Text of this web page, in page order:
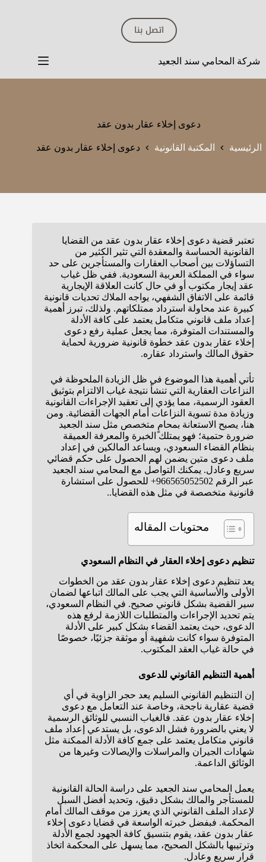
اتصل بنا
شركة المحامي سند الجعيد
دعوى إخلاء عقار بدون عقد
الرئيسية المكتبة القانونية دعوى إخلاء عقار بدون عقد
تعتبر قضية دعوى إخلاء عقار بدون عقد من القضايا
القانونية الحساسة والمعقدة التي تثير الكثير من
التساؤلات بين أصحاب العقارات والمستأجرين على حد
سواء في المملكة العربية السعودية. ففي ظل غياب
عقد إيجار مكتوب أو في حال كانت العلاقة الإيجارية
قائمة على الاتفاق الشفهي، يواجه الملاك تحديات قانونية
كبيرة عند محاولة استرداد ممتلكاتهم. ولذلك، تبرز أهمية
إعداد ملف قانوني متكامل يعتمد على كافة الأدلة
والمستندات المتوفرة، مما يجعل عملية رفع دعوى
إخلاء عقار بدون عقد خطوة قانونية ضرورية لحماية
حقوق المالك واسترداد عقاره.
تأتي أهمية هذا الموضوع في ظل الزيادة الملحوظة في
النزاعات العقارية التي تنشأ نتيجة غياب الالتزام بتوثيق
العقود الرسمية، مما يؤدي إلى تعقيد الإجراءات القانونية
وزيادة مدة تسوية النزاعات أمام الجهات القضائية. ومن
هنا، يصبح الاستعانة بمحامٍ متخصص مثل سند الجعيد
ضرورة حتمية؛ فهو يمتلك الخبرة والمعرفة العميقة
بنظام القضاء السعودي، ويساعد المالكين في إعداد
ملف دعوى متين يضمن لهم الحصول على حكم قضائي
سريع وعادل. يمكنك التواصل مع المحامي سند الجعيد
عبر الرقم 966565052502+ للحصول على استشارة
قانونية متخصصة في مثل هذه القضايا..
محتويات المقاله
تنظيم دعوى إخلاء العقار في النظام السعودي
يعد تنظيم دعوى إخلاء عقار بدون عقد من الخطوات
الأولى والأساسية التي يجب على المالك اتباعها لضمان
سير القضية بشكل قانوني صحيح. في النظام السعودي،
يتم تحديد الإجراءات والمتطلبات اللازمة لرفع هذه
الدعوى، حيث يعتمد القضاء بشكل كبير على الأدلة
المتوفرة سواء كانت شفهية أو موثقة جزئيًا، خصوصًا
في حالة غياب العقد المكتوب.
أهمية التنظيم القانوني للدعوى
إن التنظيم القانوني السليم يعد حجر الزاوية في أي
قضية عقارية ناجحة، وخاصة عند التعامل مع دعوى
إخلاء عقار بدون عقد. فالغياب النسبي للوثائق الرسمية
لا يعني بالضرورة فشل الدعوى، بل يستدعي إعداد ملف
قانوني متكامل يعتمد على جمع كافة الأدلة الممكنة مثل
شهادات الجيران والمراسلات والإيصالات وغيرها من
الوثائق الداعمة.
يعمل المحامي سند الجعيد على دراسة الحالة القانونية
للمستأجر والمالك بشكل دقيق، وتحديد أفضل السبل
لإعداد الملف القانوني الذي يعزز من موقف المالك أمام
المحكمة. فبفضل خبرته الواسعة في قضايا دعوى إخلاء
عقار بدون عقد، يقوم بتنسيق كافة الجهود لجمع الأدلة
وترتيبها بالشكل الصحيح، مما يسهل على المحكمة اتخاذ
قرار سريع وعادل.